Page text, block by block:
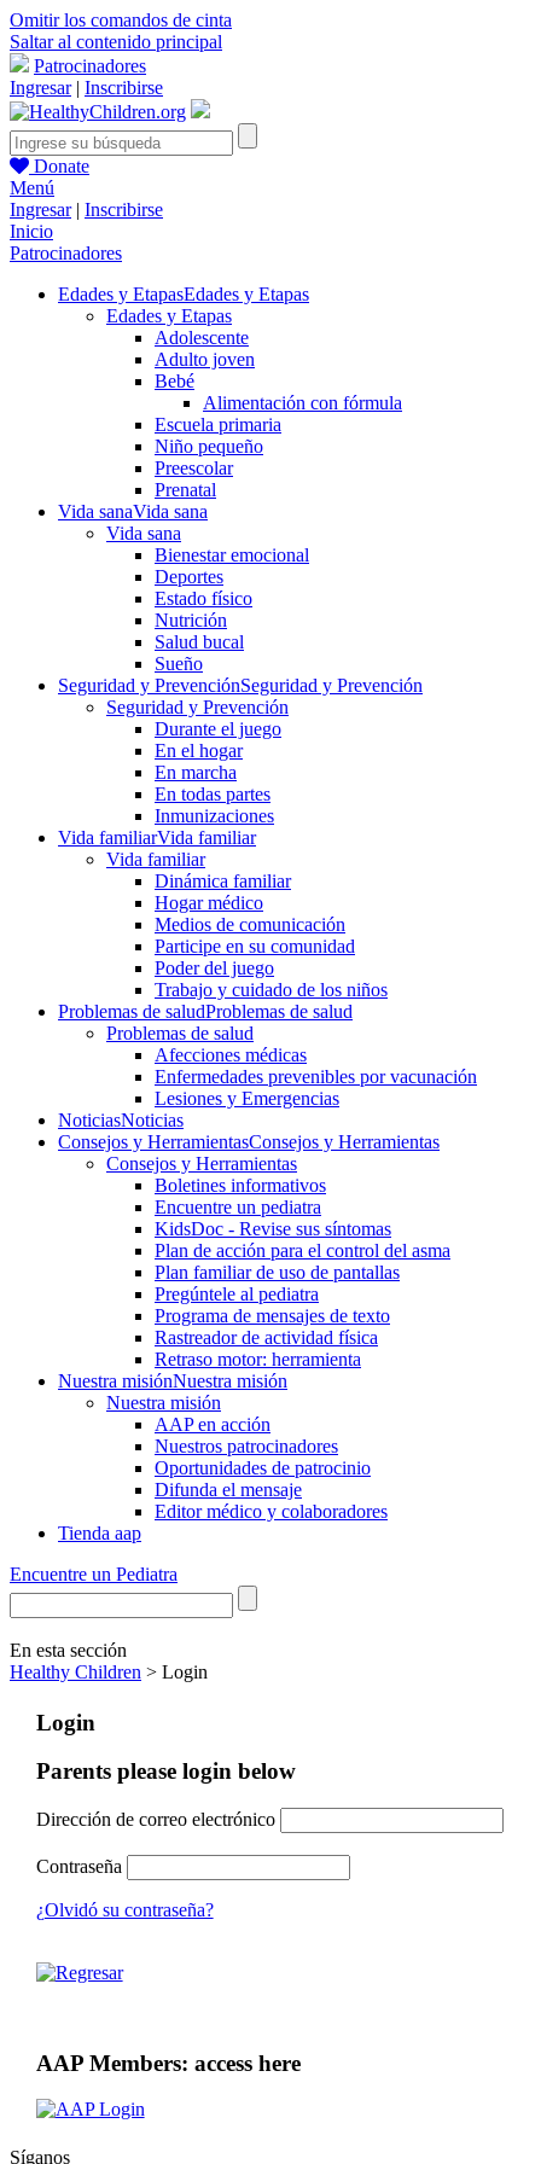
Omitir los comandos de cinta
Saltar al contenido principal
Patrocinadores
Ingresar| Inscribirse
Donate
Menú
Ingresar| Inscribirse
Inicio
Patrocinadores
Edades y EtapasEdades y Etapas
Edades y Etapas
Adolescente
Adulto joven
Bebé
Alimentación con fórmula
Escuela primaria
Niño pequeño
Preescolar
Prenatal
Vida sanaVida sana
Vida sana
Bienestar emocional
Deportes
Estado físico
Nutrición
Salud bucal
Sueño
Seguridad y PrevenciónSeguridad y Prevención
Seguridad y Prevención
Durante el juego
En el hogar
En marcha
En todas partes
Inmunizaciones
Vida familiarVida familiar
Vida familiar
Dinámica familiar
Hogar médico
Medios de comunicación
Participe en su comunidad
Poder del juego
Trabajo y cuidado de los niños
Problemas de saludProblemas de salud
Problemas de salud
Afecciones médicas
Enfermedades prevenibles por vacunación
Lesiones y Emergencias
NoticiasNoticias
Consejos y HerramientasConsejos y Herramientas
Consejos y Herramientas
Boletines informativos
Encuentre un pediatra
KidsDoc - Revise sus síntomas
Plan de acción para el control del asma
Plan familiar de uso de pantallas
Pregúntele al pediatra
Programa de mensajes de texto
Rastre​​ador de activida​d física
Retraso motor: herramienta
Nuestra misiónNuestra misión
Nuestra misión
AAP en acción
Nuestros patrocinadores
Oportunidades de patrocinio
Difunda el mensaje
Editor médico y colaboradores
Tienda aap
Encuentre un Pediatra
En esta sección
Healthy Children > Login
Login
Parents please login below
Dirección de correo electrónico
Contraseña
¿Olvidó su contraseña?
AAP Members: access here
Síganos